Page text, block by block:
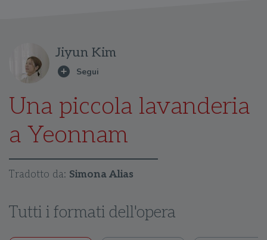
Jiyun Kim
Una piccola lavanderia
a Yeonnam
Tradotto da: Simona Alias
Tutti i formati dell'opera